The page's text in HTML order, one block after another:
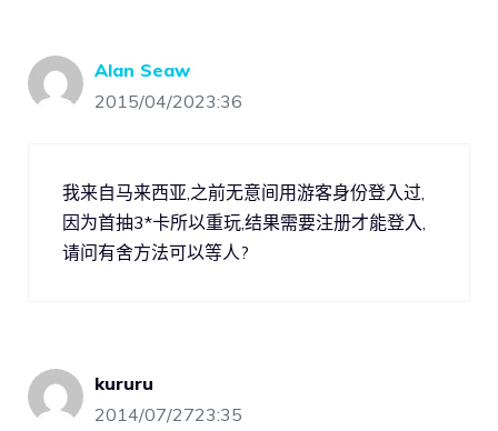
Alan Seaw
2015/04/2023:36
我来自马来西亚,之前无意间用游客身份登入过,
因为首抽3*卡所以重玩,结果需要注册才能登入,
请问有舍方法可以等人?
kururu
2014/07/2723:35